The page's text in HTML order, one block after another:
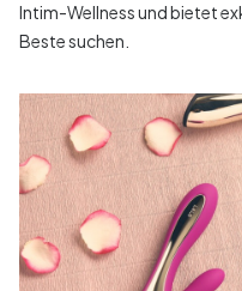
Intim-Wellness und bietet
Beste suchen.